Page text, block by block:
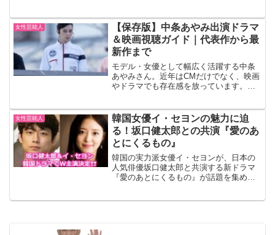
その明るいキャラクターとユーモラスな
トークで、多くの人々...
女性芸能人
【保存版】中条あやみ出演ドラマ
＆映画視聴ガイド｜代表作から最
新作まで
モデル・女優として幅広く活躍する中条
あやみさん。近年はCMだけでなく、映画
やドラマでも存在感を放っています。本
ました。中条あやみ出演ドラマ一覧2025
年放送 NHKドラ...
女性芸能人
韓国女優イ・セヨンの魅力に迫
る！坂口健太郎との共演『愛のあ
とにくるもの』
韓国の実力派女優イ・セヨンが、日本の
人気俳優坂口健太郎と共演する新ドラマ
『愛のあとにくるもの』が話題を集めて